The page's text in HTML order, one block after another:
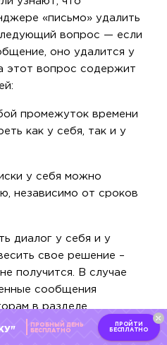
«письмо» удалить
вопрос — если
оно удалится у
этот вопрос содержит
промежуток времени
как у себя, так и у
у себя можно
независимо от сроков
диалог у себя и у
свое решение –
получится. В случае
сообщения
в разделе
ПРОБНЫЙ ДЕНЬ
БЕСПЛАТНО
ПРОЙТИ
БЕСПЛАТНО